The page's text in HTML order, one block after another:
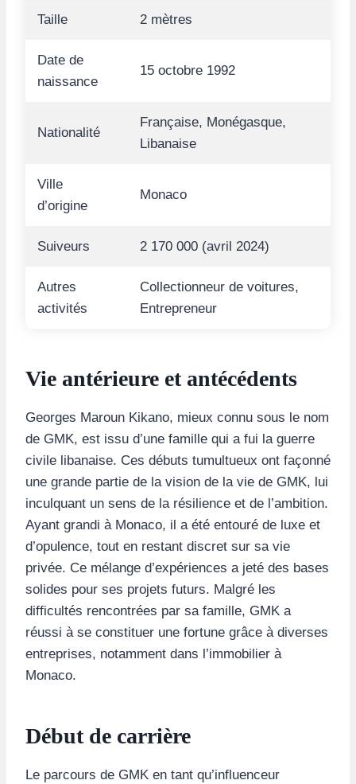
Taille 2 mètres
Date de
naissance
15 octobre 1992
Nationalité
Française, Monégasque,
Libanaise
Ville
d’origine
Monaco
Suiveurs 2 170 000 (avril 2024)
Autres
activités
Collectionneur de voitures,
Entrepreneur
Vie antérieure et antécédents
Georges Maroun Kikano, mieux connu sous le nom
de GMK, est issu d’une famille qui a fui la guerre
civile libanaise. Ces débuts tumultueux ont façonné
une grande partie de la vision de la vie de GMK, lui
inculquant un sens de la résilience et de l’ambition.
Ayant grandi à Monaco, il a été entouré de luxe et
d’opulence, tout en restant discret sur sa vie
privée. Ce mélange d’expériences a jeté des bases
solides pour ses projets futurs. Malgré les
difficultés rencontrées par sa famille, GMK a
réussi à se constituer une fortune grâce à diverses
entreprises, notamment dans l’immobilier à
Monaco.
Début de carrière
Le parcours de GMK en tant qu’influenceur